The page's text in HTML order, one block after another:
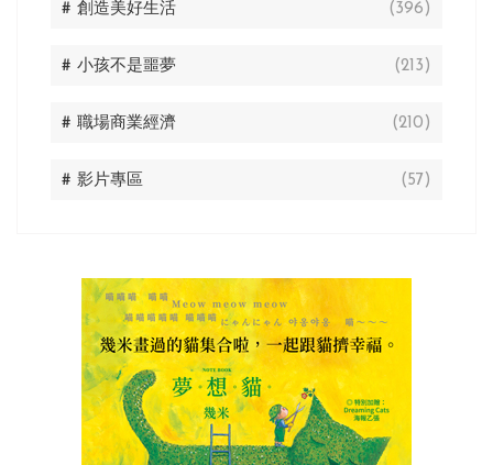
# 創造美好生活 (396)
# 小孩不是噩夢 (213)
# 職場商業經濟 (210)
# 影片專區 (57)